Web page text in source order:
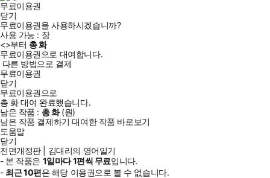
무료이용권
닫기
무료이용권을 사용하시겠습니까?
사용 가능 : 장
<>부터 총화
무료이용권으로 대여합니다.
다른 방법으로 결제
무료이용권
닫기
무료이용권으로
총화대여 완료했습니다.
남은 작품 : 총화(원)
남은 작품 결제하기 대여한 작품 바로보기
도움말
닫기
전면개정판 | 김대리의 영어일기
- 본 작품은 1일마다1편씩 무료입니다.
- 최근10편은 해당 이용권으로 볼 수 없습니다.